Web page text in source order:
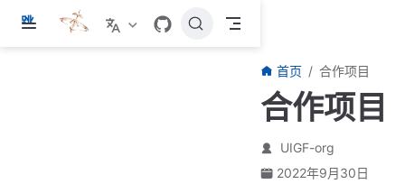
跳
首页 合作项目
合作项目
UIGF-org
2022年9月30日